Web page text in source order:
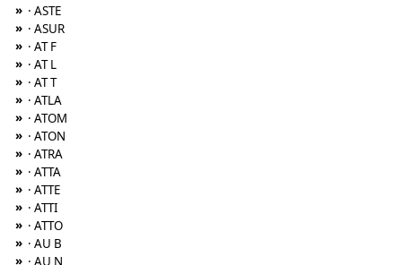
» · ASTE
» · ASUR
» · AT F
» · AT L
» · AT T
» · ATLA
» · ATOM
» · ATON
» · ATRA
» · ATTA
» · ATTE
» · ATTI
» · ATTO
» · AU B
» · AU N